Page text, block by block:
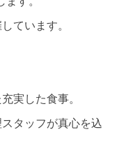
ています。
実した食事。
タッフが真心を込